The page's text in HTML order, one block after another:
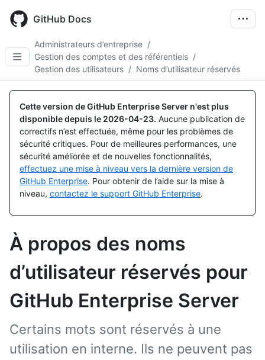
main
GitHub Docs
Administrateurs d’entreprise /
Gestion des comptes et des référentiels /
Gestion des utilisateurs / Noms d’utilisateur réservés
Cette version de GitHub Enterprise Server n'est plus
disponible depuis le 2026-04-23. Aucune publication de
correctifs n’est effectuée, même pour les problèmes de
sécurité critiques. Pour de meilleures performances, une
sécurité améliorée et de nouvelles fonctionnalités,
effectuez une mise à niveau vers la dernière version de
GitHub Enterprise. Pour obtenir de l’aide sur la mise à
niveau, contactez le support GitHub Enterprise.
À propos des noms
d’utilisateur réservés pour
GitHub Enterprise Server
Certains mots sont réservés à une
utilisation en interne. Ils ne peuvent pas